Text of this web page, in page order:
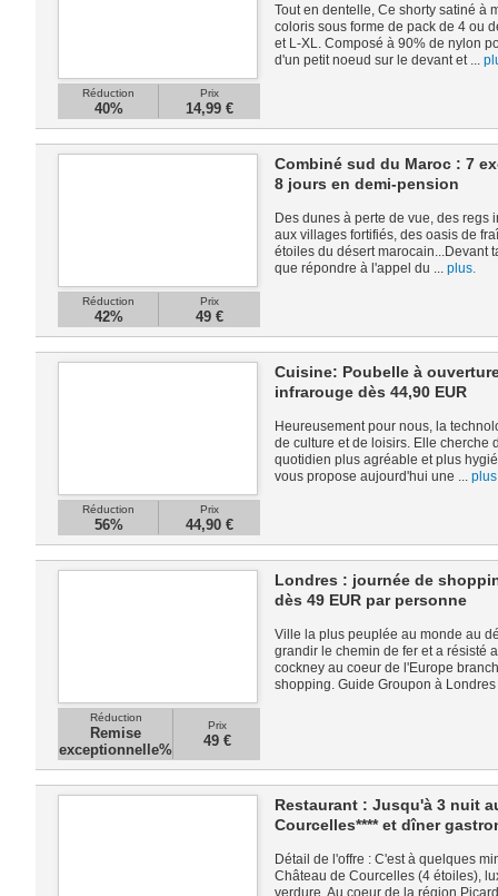
Réduction
40%
Prix
14,99 €
Tout en dentelle, Ce shorty satiné à
coloris sous forme de pack de 4 ou
et L-XL. Composé à 90% de nylon
d'un petit noeud sur le devant et ...
Réduction
42%
Prix
49 €
Combiné sud du Maroc : 7
8 jours en demi-pension
Des dunes à perte de vue, des regs
aux villages fortifiés, des oasis de
étoiles du désert marocain...Devant
que répondre à l'appel du ... plus.
Réduction
56%
Prix
44,90 €
Cuisine: Poubelle à
infrarouge dès 44,90 EUR
Heureusement pour nous, la
de culture et de loisirs. Elle cherche
quotidien plus agréable et plus
vous propose aujourd'hui une ...
Réduction
Remise
exceptionnelle%
Prix
49 €
Londres : journée de
dès 49 EUR par personne
Ville la plus peuplée au monde au
grandir le chemin de fer et a résisté
cockney au coeur de l'Europe
shopping. Guide Groupon à
Restaurant : Jusqu'à 3 nuit
Courcelles**** et dîner
Détail de l'offre : C'est à quelques
Château de Courcelles (4 étoiles),
verdure. Au coeur de la région